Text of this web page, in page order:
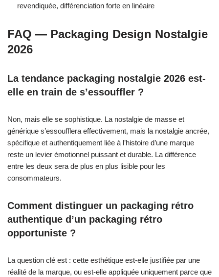
revendiquée, différenciation forte en linéaire
FAQ — Packaging Design Nostalgie
2026
La tendance packaging nostalgie 2026 est-
elle en train de s’essouffler ?
Non, mais elle se sophistique. La nostalgie de masse et
générique s’essoufflera effectivement, mais la nostalgie ancrée,
spécifique et authentiquement liée à l’histoire d’une marque
reste un levier émotionnel puissant et durable. La différence
entre les deux sera de plus en plus lisible pour les
consommateurs.
Comment distinguer un packaging rétro
authentique d’un packaging rétro
opportuniste ?
La question clé est : cette esthétique est-elle justifiée par une
réalité de la marque, ou est-elle appliquée uniquement parce que